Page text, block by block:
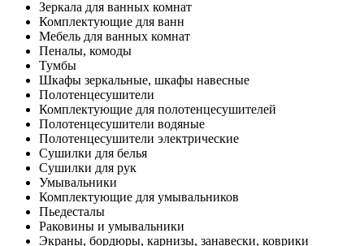
Зеркала для ванных комнат
Комплектующие для ванн
Мебель для ванных комнат
Пеналы, комоды
Тумбы
Шкафы зеркальные, шкафы навесные
Полотенцесушители
Комплектующие для полотенцесушителей
Полотенцесушители водяные
Полотенцесушители электрические
Сушилки для белья
Сушилки для рук
Умывальники
Комплектующие для умывальников
Пьедесталы
Раковины и умывальники
Экраны, бордюры, карнизы, занавески, коврики